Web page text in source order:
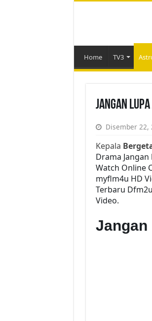
Home TV3
Jangan
Disember 22,
Kepala
Drama
Watch Online
myflm4u HD
Terbaru
Video.
Jangan